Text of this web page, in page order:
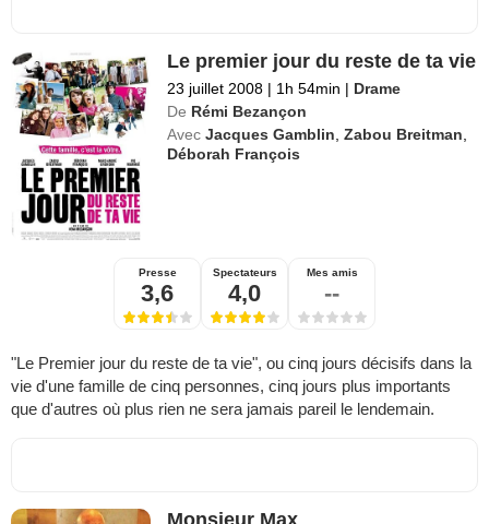
Le premier jour du reste de ta vie
23 juillet 2008 | 1h 54min | Drame
De Rémi Bezançon
Avec Jacques Gamblin ,Zabou Breitman
Déborah François
Presse
3,6
Spectateurs
4,0
Mes amis
--
"Le Premier jour du reste de ta vie", ou cinq jours décisifs dans la
vie d'une famille de cinq personnes, cinq jours plus importants
que d'autres où plus rien ne sera jamais pareil le lendemain.